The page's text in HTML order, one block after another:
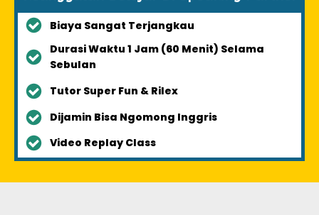
Biaya Sangat Terjangkau
Durasi Waktu 1 Jam (60 Menit) Selama
Sebulan
Tutor Super Fun & Rilex
Dijamin Bisa Ngomong Inggris
Video Replay Class